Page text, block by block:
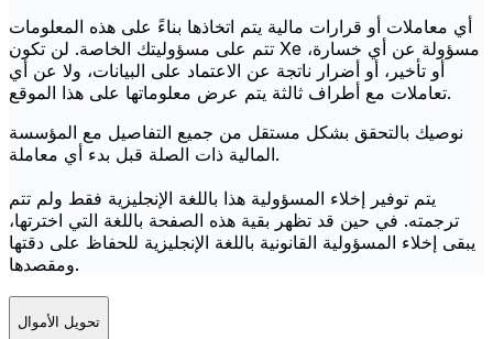
أي معاملات أو قرارات مالية يتم اتخاذها بناءً على هذه المعلومات
تتم على مسؤوليتك الخاصة. لن تكون Xe مسؤولة عن أي خسارة،
أو تأخير، أو أضرار ناتجة عن الاعتماد على البيانات، ولا عن أي
تعاملات مع أطراف ثالثة يتم عرض معلوماتها على هذا الموقع.
نوصيك بالتحقق بشكل مستقل من جميع التفاصيل مع المؤسسة
المالية ذات الصلة قبل بدء أي معاملة.
يتم توفير إخلاء المسؤولية هذا باللغة الإنجليزية فقط ولم تتم
ترجمته. في حين قد تظهر بقية هذه الصفحة باللغة التي اخترتها،
يبقى إخلاء المسؤولية القانونية باللغة الإنجليزية للحفاظ على دقتها
ومقصدها.
تحويل الأموال